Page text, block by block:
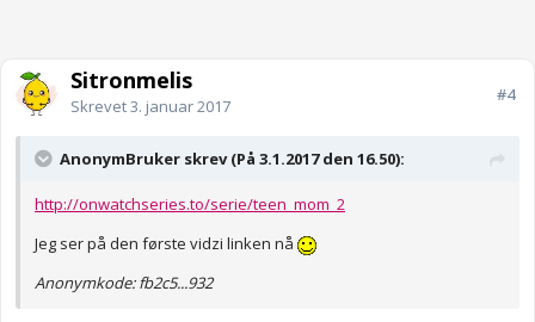
Sitronmelis
Skrevet3. januar 2017
#4
AnonymBruker skrev (På 3.1.2017 den 16.50):
http://onwatchseries.to/serie/teen_mom_2
Jeg ser på den første vidzi linken nå
Anonymkode: fb2c5...932